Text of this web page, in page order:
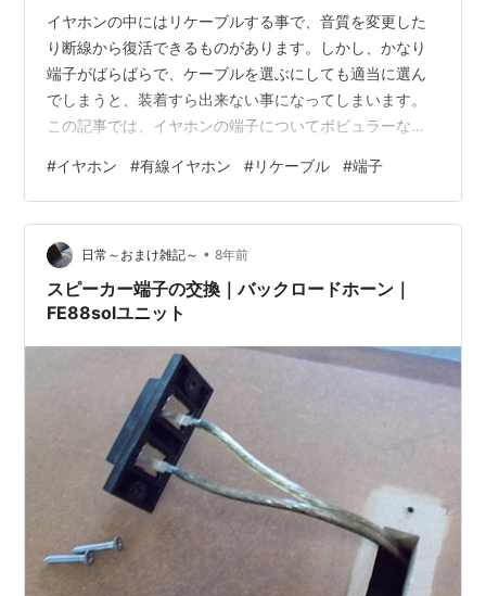
イヤホンの中にはリケーブルする事で、音質を変更した
り断線から復活できるものがあります。しかし、かなり
端子がばらばらで、ケーブルを選ぶにしても適当に選ん
でしまうと、装着すら出来ない事になってしまいます。
この記事では、イヤホンの端子についてポピュラーなも
#イヤホン #有線イヤホン #リケーブル #端子
日常～おまけ雑記～ • 8年前
スピーカー端子の交換｜バックロードホーン｜
FE88solユニット